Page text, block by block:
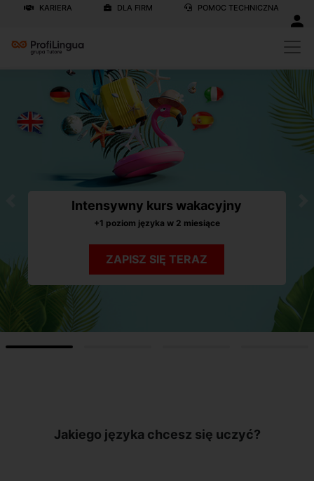
KARIERA DLA FIRM POMOC TECHNICZNA
Intensywny kurs wakacyjny
+1 poziom języka w 2 miesiące
ZAPISZ SIĘ TERAZ
Jakiego języka chcesz się uczyć?